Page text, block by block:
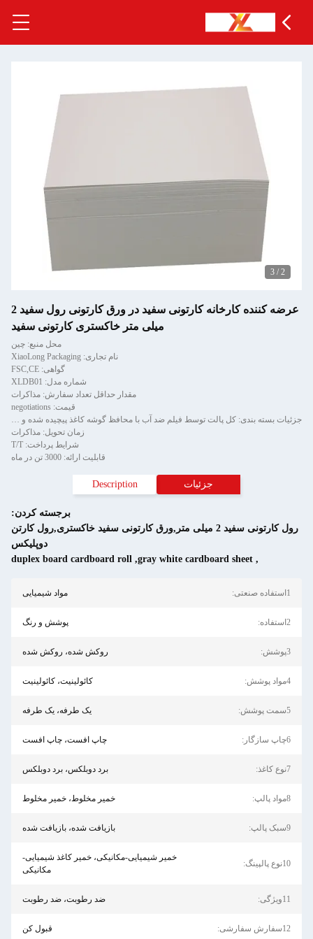
2
/
3
عرضه کننده کارخانه کارتونی سفید در ورق کارتونی رول سفید 2
میلی متر خاکستری کارتونی سفید
محل منبع: چین
نام تجاری: XiaoLong Packaging
گواهی: FSC,CE
شماره مدل: XLDB01
مقدار حداقل تعداد سفارش: مذاکرات
قیمت: negotiations
جزئیات بسته بندی: کل پالت توسط فیلم ضد آب با محافظ گوشه کاغذ پیچیده شده و توسط نوار فلزی دو تکه ثابت می شود.
زمان تحویل: مذاکرات
شرایط پرداخت: T/T
قابلیت ارائه: 3000 تن در ماه
جزئیات Description
برجسته کردن:
رول کارتونی سفید 2 میلی متر,ورق کارتونی سفید خاکستری,رول کارتن
دوپلیکس
,
gray white cardboard sheet
,
duplex board cardboard roll
1استفاده صنعتی: مواد شیمیایی
2استفاده: پوشش و رنگ
3پوشش: روکش شده، روکش شده
4مواد پوشش: کائولینیت، کائولینیت
5سمت پوشش: یک طرفه، یک طرفه
6چاپ سازگار: چاپ افست، چاپ افست
7نوع کاغذ: برد دوبلکس، برد دوبلکس
8مواد پالپ: خمیر مخلوط، خمیر مخلوط
9سبک پالپ: بازیافت شده، بازیافت شده
10نوع پالپینگ:
خمیر شیمیایی-مکانیکی، خمیر کاغذ شیمیایی-
مکانیکی
11ویژگی: ضد رطوبت، ضد رطوبت
12سفارش سفارشی: قبول کن